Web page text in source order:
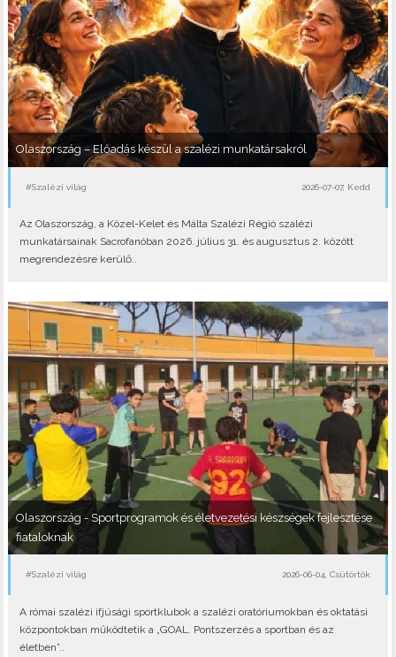
Olaszország – Előadás készül a szalézi munkatársakról
#Szalézi világ 2026-07-07, Kedd
Az Olaszország, a Közel-Kelet és Málta Szalézi Régió szalézi
munkatársainak Sacrofanóban 2026. július 31. és augusztus 2. között
megrendezésre kerülő..
Olaszország - Sportprogramok és életvezetési készségek fejlesztése
fiataloknak
#Szalézi világ 2026-06-04, Csütörtök
A római szalézi ifjúsági sportklubok a szalézi oratóriumokban és oktatási
központokban működtetik a „GOAL. Pontszerzés a sportban és az
életben”..